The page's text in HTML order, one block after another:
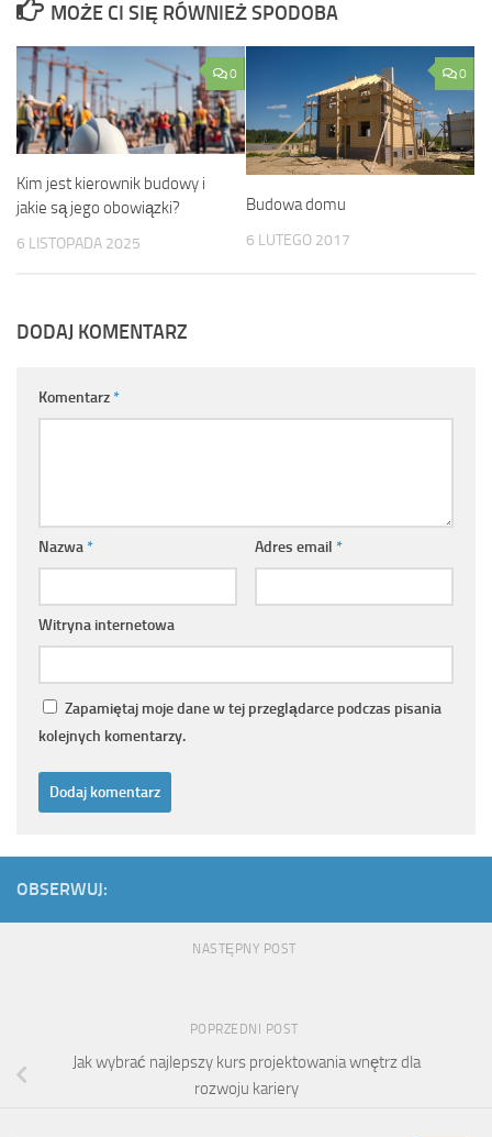
MOŻE CI SIĘ RÓWNIEŻ SPODOBA
0
Kim jest kierownik budowy i
jakie są jego obowiązki?
6 LISTOPADA 2025
0
Budowa domu
6 LUTEGO 2017
DODAJ KOMENTARZ
Komentarz*
Nazwa* Adres email *
Witryna internetowa
Zapamiętaj moje dane w tej przeglądarce podczas pisania
kolejnych komentarzy.
OBSERWUJ:
NASTĘPNY POST
POPRZEDNI POST
Jak wybrać najlepszy kurs projektowania wnętrz dla
rozwoju kariery